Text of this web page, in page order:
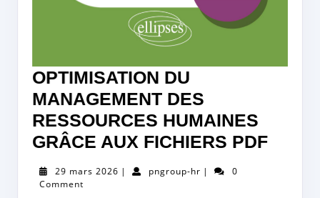
OPTIMISATION DU
MANAGEMENT DES
RESSOURCES HUMAINES
GRÂCE AUX FICHIERS PDF
29 mars 2026 29| pngroup-hrpngroup-
|
0
Comment